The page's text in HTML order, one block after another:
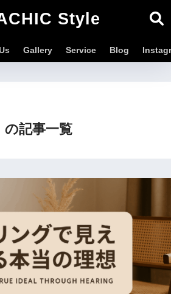
Style
Gallery Service Blog
の記事一覧